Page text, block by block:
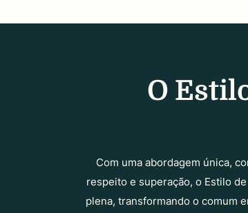
O
Com uma abordagem única,
respeito e superação, o Estilo
plena, transformando o comum